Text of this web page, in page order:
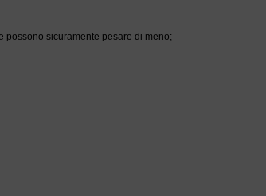
possono sicuramente pesare di meno;